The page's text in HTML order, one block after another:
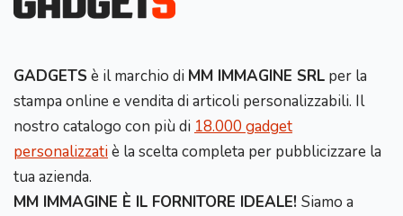
GADGETS è il marchio di MM IMMAGINE SRL per la
stampa online e vendita di articoli personalizzabili. Il
nostro catalogo con più di 18.000 gadget
personalizzatiè la scelta completa per pubblicizzare la
tua azienda.
MM IMMAGINE È IL FORNITORE IDEALE! Siamo a